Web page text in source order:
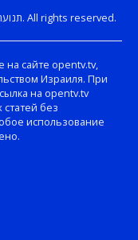
Copyright © Открытый телеканал. תנועת הערבות. All rights reserved.
на сайте opentv.tv,
Израиля. При
на opentv.tv
без
использование